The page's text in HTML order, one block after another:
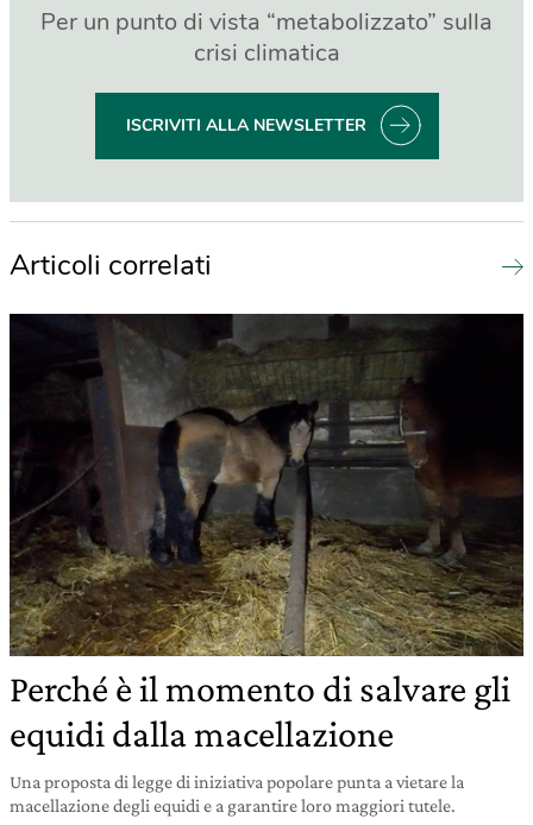
Per un punto di vista “metabolizzato” sulla
crisi climatica
ISCRIVITI ALLA NEWSLETTER
Articoli correlati
Perché è il momento di salvare gli
equidi dalla macellazione
Una proposta di legge di iniziativa popolare punta a vietare la
macellazione degli equidi e a garantire loro maggiori tutele.